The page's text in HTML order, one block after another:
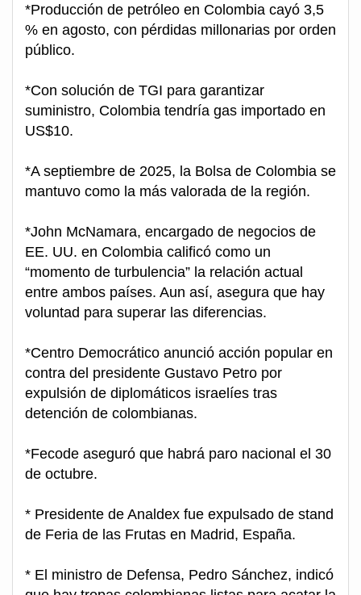
*Producción de petróleo en Colombia cayó 3,5
% en agosto, con pérdidas millonarias por orden
público.
*Con solución de TGI para garantizar
suministro, Colombia tendría gas importado en
US$10.
*A septiembre de 2025, la Bolsa de Colombia se
mantuvo como la más valorada de la región.
*John McNamara, encargado de negocios de
EE. UU. en Colombia calificó como un
“momento de turbulencia” la relación actual
entre ambos países. Aun así, asegura que hay
voluntad para superar las diferencias.
*Centro Democrático anunció acción popular en
contra del presidente Gustavo Petro por
expulsión de diplomáticos israelíes tras
detención de colombianas.
*Fecode aseguró que habrá paro nacional el 30
de octubre.
* Presidente de Analdex fue expulsado de stand
de Feria de las Frutas en Madrid, España.
* El ministro de Defensa, Pedro Sánchez, indicó